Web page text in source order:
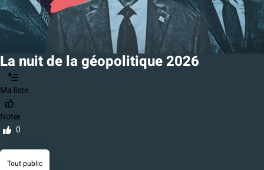
La nuit de la géopolitique 2026
Ma liste
Noter
0
Tout public